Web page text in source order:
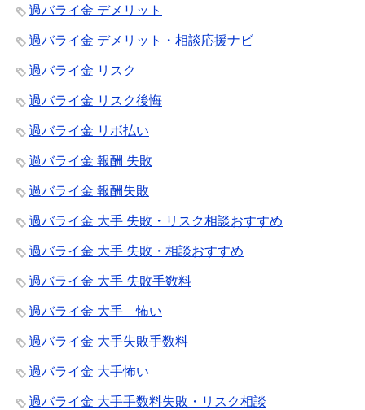
過バライ金 デメリット
過バライ金 デメリット・相談応援ナビ
過バライ金 リスク
過バライ金 リスク後悔
過バライ金 リボ払い
過バライ金 報酬 失敗
過バライ金 報酬失敗
過バライ金 大手 失敗・リスク相談おすすめ
過バライ金 大手 失敗・相談おすすめ
過バライ金 大手 失敗手数料
過バライ金 大手 怖い
過バライ金 大手失敗手数料
過バライ金 大手怖い
過バライ金 大手手数料失敗・リスク相談